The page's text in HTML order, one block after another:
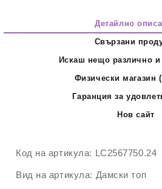
Детайлно
Свързани
Искаш нещо различно и
Физически магазин
Гаранция за
Нов сайт
Код на артикула: LC2567750.24
Вид на артикула: Дамски топ